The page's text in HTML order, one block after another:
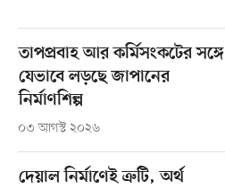
তাপপ্রবাহ আর কর্মিসংকটের সঙ্গে
যেভাবে লড়ছে জাপানের
নির্মাণশিল্প
০৩ আগস্ট ২০২৬
দেয়াল নির্মাণেই ত্রুটি, অর্থ